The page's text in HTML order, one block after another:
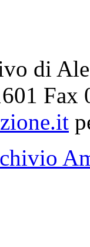
di
Fax